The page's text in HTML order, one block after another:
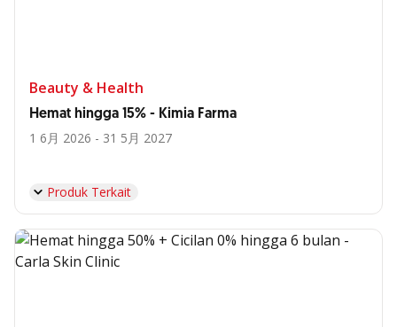
Beauty & Health
Hemat hingga 15% - Kimia Farma
1 6月 2026 - 31 5月 2027
Produk Terkait